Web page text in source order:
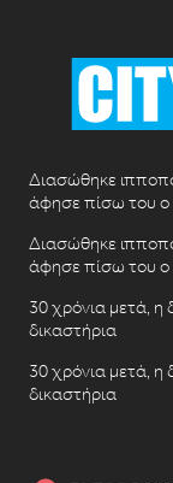
Διασώθηκε
άφησε πίσω του
Διασώθηκε
άφησε πίσω του
30 χρόνια μετά, η
δικαστήρια
30 χρόνια μετά, η
δικαστήρια